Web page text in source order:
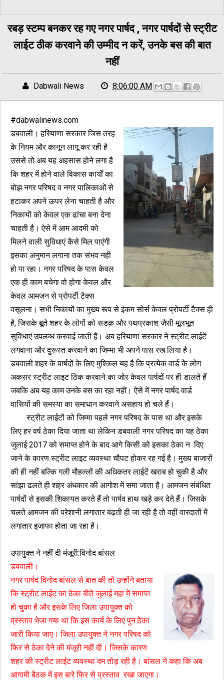
रबड़ स्टम्प बनकर रह गए नगर पार्षद , नगर पार्षदों से स्ट्रीट
लाईट ठीक करवाने की उम्मीद न करें, उनके बस की बात
नहीं
Dabwali News 8:06:00 AM
#dabwalinews.com
डबवाली। हरियाणा सरकार जिस तरह
के नियम और कानून लागू कर रही है
उससे तो अब यह अहसास होने लगा है
कि शहर में होने वाले विकास कार्यों का
बोझ नगर परिषद व नगर पालिकाओं से
हटाकर अपने ऊपर लेना चाहती है और
निकायों को केवल एक ढांचा बना देना
चाहती है। ऐसे में आम आदमी को
मिलने वाली सुविधाएं कैसे मिल पाएंगी
इसका अनुमान लगाना तक संभव नही
हो पा रहा। नगर परिषद के पास केवल
एक ही काम बचेगा वो होगा केवल और
केवल आमजन से प्रोपर्टी टैक्स
वसूलना। सभी निकायों का मुख्य रूप से इंकम सोर्स केवल प्रोपर्टी टैक्स ही
है, जिसके बूते शहर के लोगों को सडक़ और पथप्रकाश जैसी मूलभूत
सुविधाएं उपलब्ध करवाई जाती हैं। अब हरियाणा सरकार ने स्ट्रीट लाईटें
लगवाना और दुरूस्त करवाने का जिम्मा भी अपने पास रख लिया है।
डबवाली शहर के पार्षदों के लिए मुश्किल यह है कि प्रत्येक वार्ड केे लोग
अकसर स्ट्रीट लाइट ठिक करवाने का जोर केवल पार्षदों पर ही डालते हैं
जबकि अब यह काम उनके बस का रहा नहीं। ऐसे में नगर पार्षद वार्ड
वासियों की समस्या का समाधान करवाने असहाय हो चले हैं।
स्ट्रीट लाईटों को जिम्मा पहले नगर परिषद के पास था और इसके
लिए हर वर्ष ठेका दिया जाता था लेकिन डबवाली नगर परिषद का यह ठेका
जुलाई 2017 को समाप्त होने के बाद आगे किसी को इसका ठेका न दिए
जाने के कारण स्ट्रीट लाइट व्यवस्था चौपट होकर रह गई है। मुख्य बाजारों
की ही नहीं बल्कि गली मौहल्लों की अधिकतर लाईटें खराब हो चुकी है और
सांझा ढलते ही शहर अंधकार की आगोश में समा जाता है। आमजन संबंधित
पार्षदों से इसकी शिकायत करते हैं तो पार्षद हाथ खड़े कर देते हैं। जिसके
चलते आमजन की परेशानी लगातार बढ़ती ही जा रही है तो वहीं वारदातों में
लगातार इजाफा होता जा रहा है।
उपायुक्त ने नहीं दी मंजूरी:विनोद बांसल
डबवाली।
नगर पार्षद विनोद बांसल से बात की तो उन्होंने बताया
कि स्ट्रीट लाईट का ठेका बीते जुलाई महा में समाप्त
हो चुका है और इसके लिए जिला उपायुक्त को
प्रस्ताव भेजा गया था कि इस कार्य के लिए पुन:ठेेका
जारी किया जाए। जिला उपायुक्त ने नगर परिषद को
फिर से ठेका देने की मंजूरी नहीं दी। जिसके कारण
शहर की स्ट्रीट लाईट व्यवस्था दम तोड़ रही है। बांसल ने कहा कि अब
आगामी बैठक में इस बारे फिर से प्रस्ताव रखा जाएगा।